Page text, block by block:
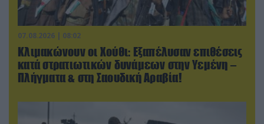
07.08.2026 | 08:02
Κλιμακώνουν οι Χούθι: Eξαπέλυσαν επιθέσεις
κατά στρατιωτικών δυνάμεων στην Υεμένη –
Πλήγματα & στη Σαουδική Αραβία!